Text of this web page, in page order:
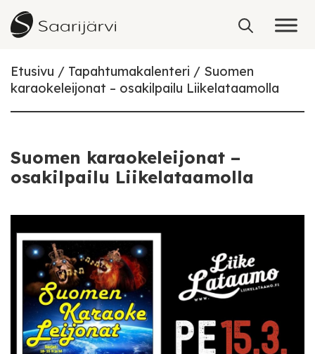
Skip to content
Etusivu Tapahtumakalenteri
Suomen
karaokeleijonat – osakilpailu Liikelataamolla
Suomen karaokeleijonat –
osakilpailu Liikelataamolla